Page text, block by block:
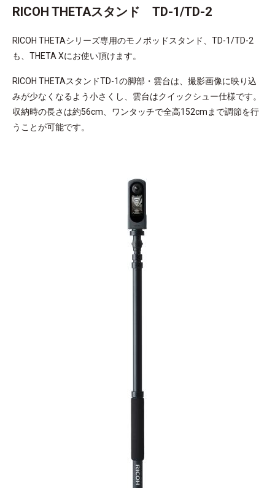
RICOH THETAスタンド TD-1/TD-2
RICOH THETAシリーズ専用のモノポッドスタンド、TD-1/TD-2
も、THETA Xにお使い頂けます。
RICOH THETAスタンドTD-1の脚部・雲台は、撮影画像に映り込
みが少なくなるよう小さくし、雲台はクイックシュー仕様です。
収納時の長さは約56cm、ワンタッチで全高152cmまで調節を行
うことが可能です。